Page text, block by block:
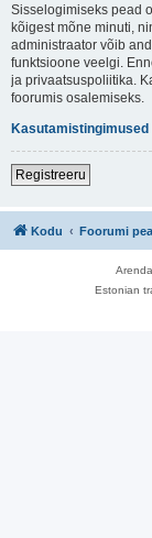
Sisselogimiseks pead
kõigest mõne minuti,
administraator võib
funktsioone veelgi.
ja privaatsuspoliitika.
foorumis osalemiseks.
Kasutamistingimused
Registreeru
Kodu Foorumi
Estonian